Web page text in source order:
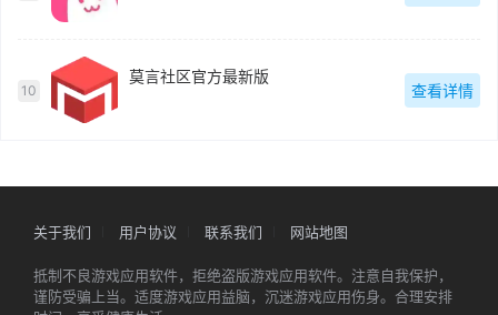
10
莫言社区官方最新版
查看详情
关于我们 用户协议 联系我们 网站地图
抵制不良游戏应用软件，拒绝盗版游戏应用软件。注意自我保护，
谨防受骗上当。适度游戏应用益脑，沉迷游戏应用伤身。合理安排